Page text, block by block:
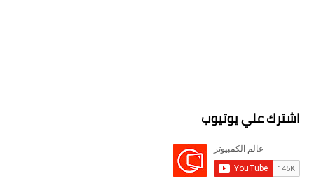
اشترك علي يوتيوب